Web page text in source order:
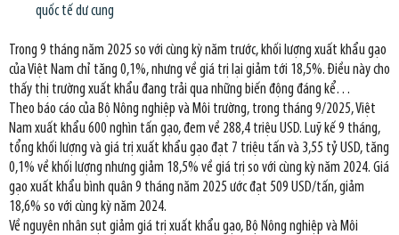
quốc tế dư cung
Trong 9 tháng năm 2025 so với cùng kỳ năm trước, khối lượng xuất khẩu gạo
của Việt Nam chỉ tăng 0,1%, nhưng về giá trị lại giảm tới 18,5%. Điều này cho
thấy thị trường xuất khẩu đang trải qua những biến động đáng kể…
Theo báo cáo của Bộ Nông nghiệp và Môi trường, trong tháng 9/2025, Việt
Nam xuất khẩu 600 nghìn tấn gạo, đem về 288,4 triệu USD. Luỹ kế 9 tháng,
tổng khối lượng và giá trị xuất khẩu gạo đạt 7 triệu tấn và 3,55 tỷ USD, tăng
0,1% về khối lượng nhưng giảm 18,5% về giá trị so với cùng kỳ năm 2024. Giá
gạo xuất khẩu bình quân 9 tháng năm 2025 ước đạt 509 USD/tấn, giảm
18,6% so với cùng kỳ năm 2024.
Về nguyên nhân sụt giảm giá trị xuất khẩu gạo, Bộ Nông nghiệp và Môi